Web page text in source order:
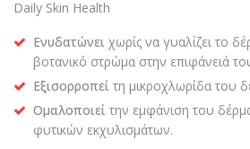
Daily Skin Health
Ενυδατώνει χωρίς να γυαλίζει το
βοτανικό στρώμα στην επιφάνειά
Εξισορροπεί τη μικροχλωρίδα του
Ομαλοποιεί την εμφάνιση του
φυτικών εκχυλισμάτων.